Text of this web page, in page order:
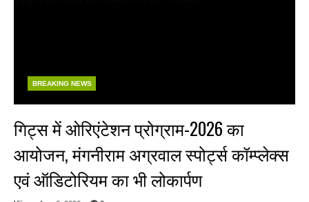
BREAKING NEWS
गिट्स में ओरिएंटेशन प्रोग्राम-2026 का
आयोजन, मंगनीराम अग्रवाल स्पोर्ट्स कॉम्प्लेक्स
एवं ऑडिटोरियम का भी लोकार्पण